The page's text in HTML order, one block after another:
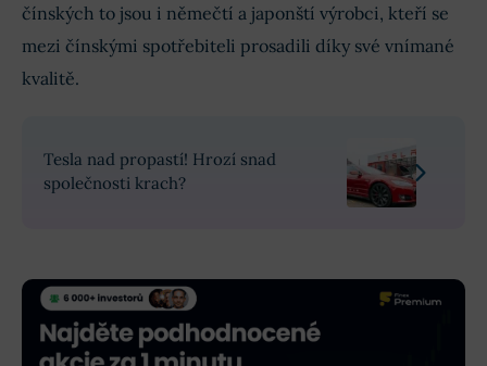
čínských to jsou i němečtí a japonští výrobci, kteří se
mezi čínskými spotřebiteli prosadili díky své vnímané
kvalitě.
Tesla nad propastí! Hrozí snad
společnosti krach?